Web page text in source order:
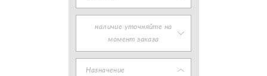
наличие уточняйте на
момент заказа
Назначение